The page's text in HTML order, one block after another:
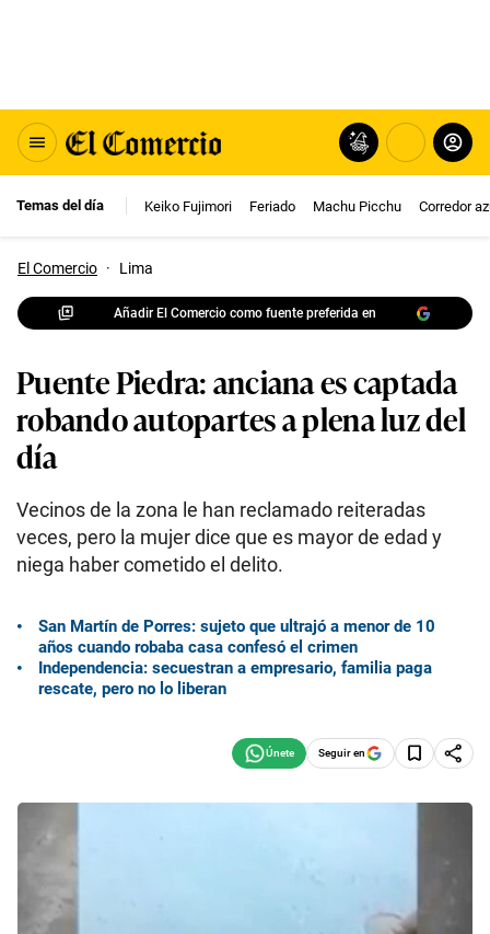
Temas del día Keiko Fujimori Feriado Machu Picchu Corredor
El Comercio · Lima
Añadir El Comercio como fuente preferida en
Puente Piedra: anciana es captada
robando autopartes a plena luz del
día
Vecinos de la zona le han reclamado reiteradas
veces, pero la mujer dice que es mayor de edad y
niega haber cometido el delito.
San Martín de Porres: sujeto que ultrajó a menor de 10
años cuando robaba casa confesó el crimen
Independencia: secuestran a empresario, familia paga
rescate, pero no lo liberan
Seguir en